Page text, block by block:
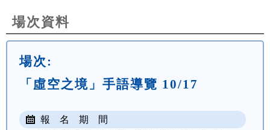
場次資料
場次:
「虛空之境」手語導覽 10/17
報 名 期 間